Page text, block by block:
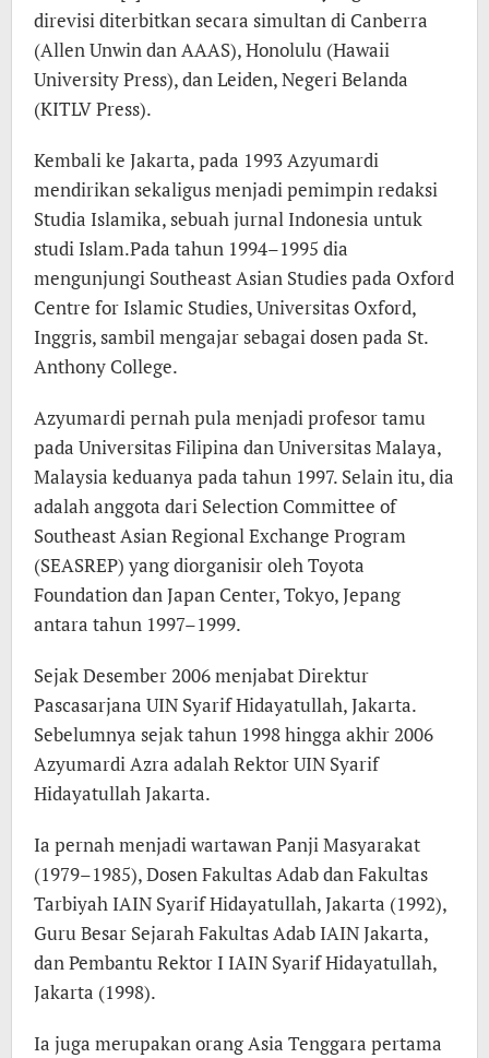
direvisi diterbitkan secara simultan di Canberra
(Allen Unwin dan AAAS), Honolulu (Hawaii
University Press), dan Leiden, Negeri Belanda
(KITLV Press).
Kembali ke Jakarta, pada 1993 Azyumardi
mendirikan sekaligus menjadi pemimpin redaksi
Studia Islamika, sebuah jurnal Indonesia untuk
studi Islam.Pada tahun 1994–1995 dia
mengunjungi Southeast Asian Studies pada Oxford
Centre for Islamic Studies, Universitas Oxford,
Inggris, sambil mengajar sebagai dosen pada St.
Anthony College.
Azyumardi pernah pula menjadi profesor tamu
pada Universitas Filipina dan Universitas Malaya,
Malaysia keduanya pada tahun 1997. Selain itu, dia
adalah anggota dari Selection Committee of
Southeast Asian Regional Exchange Program
(SEASREP) yang diorganisir oleh Toyota
Foundation dan Japan Center, Tokyo, Jepang
antara tahun 1997–1999.
Sejak Desember 2006 menjabat Direktur
Pascasarjana UIN Syarif Hidayatullah, Jakarta.
Sebelumnya sejak tahun 1998 hingga akhir 2006
Azyumardi Azra adalah Rektor UIN Syarif
Hidayatullah Jakarta.
Ia pernah menjadi wartawan Panji Masyarakat
(1979–1985), Dosen Fakultas Adab dan Fakultas
Tarbiyah IAIN Syarif Hidayatullah, Jakarta (1992),
Guru Besar Sejarah Fakultas Adab IAIN Jakarta,
dan Pembantu Rektor I IAIN Syarif Hidayatullah,
Jakarta (1998).
Ia juga merupakan orang Asia Tenggara pertama